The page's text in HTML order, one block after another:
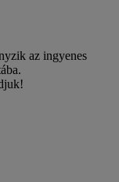
az ingyenes